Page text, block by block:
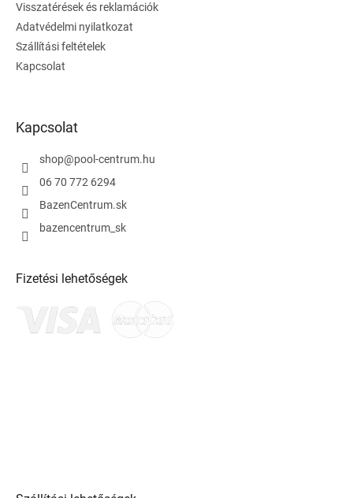
Visszatérések és reklamációk
Adatvédelmi nyilatkozat
Szállítási feltételek
Kapcsolat
Kapcsolat
shop@pool-centrum.hu
06 70 772 6294
BazenCentrum.sk
bazencentrum_sk
Fizetési lehetőségek